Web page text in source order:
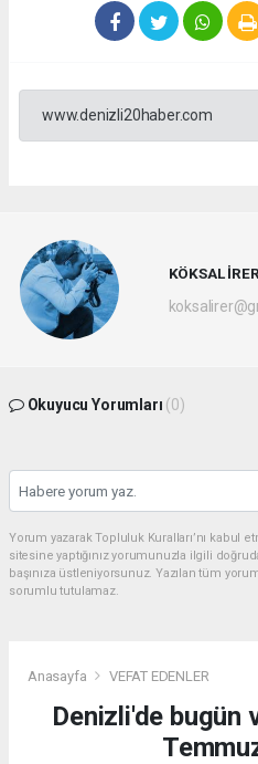
www.denizli20haber.com
KÖKSAL İRER
Okuyucu Yorumları (0)
Yorum yazarak Topluluk Kuralları’nı kabul
sitesine yaptığınız yorumunuzla ilgili
başınıza üstleniyorsunuz. Yazılan tüm
sorumlu tutulamaz.
Anasayfa VEFAT EDENLER
Denizli'de bugün